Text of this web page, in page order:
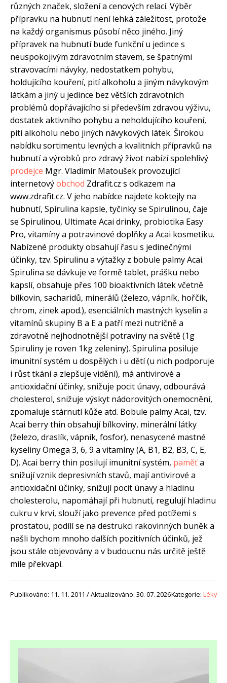
různých značek, složení a cenových relací. Výběr
přípravku na hubnutí není lehká záležitost, protože
na každý organismus působí něco jiného. Jiný
přípravek na hubnutí bude funkční u jedince s
neuspokojivým zdravotním stavem, se špatnými
stravovacími návyky, nedostatkem pohybu,
holdujícího kouření, pití alkoholu a jiným návykovým
látkám a jiný u jedince bez větších zdravotních
problémů dopřávajícího si především zdravou výživu,
dostatek aktivního pohybu a neholdujícího kouření,
pití alkoholu nebo jiných návykových látek. Širokou
nabídku sortimentu levných a kvalitních přípravků na
hubnutí a výrobků pro zdravý život nabízí spolehlivý
prodejce Mgr. Vladimír Matoušek provozující
internetovýobchod Zdrafit.cz s odkazem na
www.zdrafit.cz. V jeho nabídce najdete koktejly na
hubnutí, Spirulina kapsle, tyčinky se Spirulinou, čaje
se Spirulinou, Ultimate Acai drinky, probiotika Easy
Pro, vitamíny a potravinové doplňky a Acai kosmetiku.
Nabízené produkty obsahují řasu s jedinečnými
účinky, tzv. Spirulinu a výtažky z bobule palmy Acai.
Spirulina se dávkuje ve formě tablet, prášku nebo
kapslí, obsahuje přes 100 bioaktivních látek včetně
bílkovin, sacharidů, minerálů (železo, vápník, hořčík,
chrom, zinek apod.), esenciálních mastných kyselin a
vitamínů skupiny B a E a patří mezi nutričně a
zdravotně nejhodnotnější potraviny na světě (1g
Spiruliny je roven 1kg zeleniny). Spirulina posiluje
imunitní systém u dospělých i u dětí (u nich podporuje
i růst tkání a zlepšuje vidění), má antivirové a
antioxidační účinky, snižuje pocit únavy, odbourává
cholesterol, snižuje výskyt nádorovitých onemocnění,
zpomaluje stárnutí kůže atd. Bobule palmy Acai, tzv.
Acai berry thin obsahují bílkoviny, minerální látky
(železo, draslík, vápník, fosfor), nenasycené mastné
kyseliny Omega 3, 6, 9 a vitamíny (A, B1, B2, B3, C, E,
D). Acai berry thin posilují imunitní systém, paměťa
snižují vznik depresivních stavů, mají antivirové a
antioxidační účinky, snižují pocit únavy a hladinu
cholesterolu, napomáhají při hubnutí, regulují hladinu
cukru v krvi, slouží jako prevence před potížemi s
prostatou, podílí se na destrukci rakovinných buněk a
našli bychom mnoho dalších pozitivních účinků, jež
jsou stále objevovány a v budoucnu nás určitě ještě
mile překvapí.
Publikováno: 11. 11. 2011 / Aktualizováno: 30. 07. 2026Kategorie: Léky